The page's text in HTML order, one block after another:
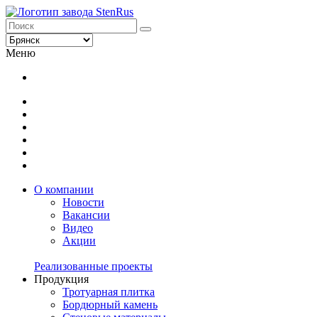
Меню
О компании
Новости
Вакансии
Видео
Акции
Реализованные проекты
Продукция
Тротуарная плитка
Бордюрный камень